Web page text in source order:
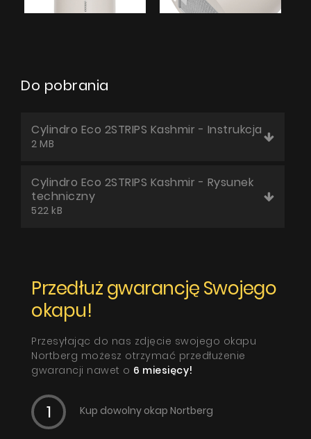
Do pobrania
Cylindro Eco 2STRIPS Kashmir - Instrukcja
2 MB
Cylindro Eco 2STRIPS Kashmir - Rysunek
techniczny
522 kB
Przedłuż gwarancję Swojego
okapu!
Przesyłając do nas zdjęcie swojego okapu
Nortberg możesz otrzymać przedłużenie
gwarancji nawet o 6 miesięcy!
Kup dowolny okap Nortberg